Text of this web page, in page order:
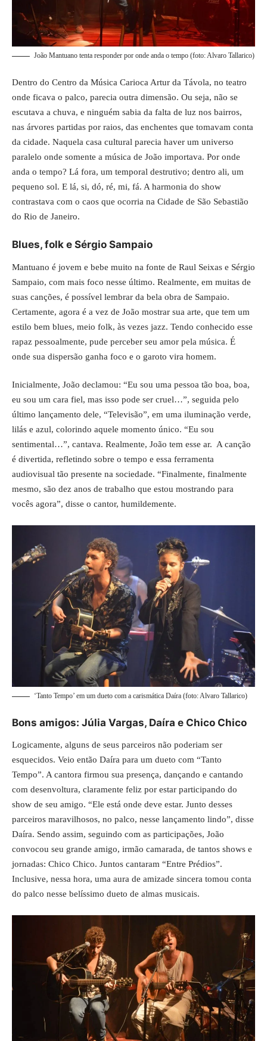
João Mantuano tenta responder por onde anda o tempo (foto: Alvaro Tallarico)
Dentro do Centro da Música Carioca Artur da Távola, no teatro
onde ficava o palco, parecia outra dimensão. Ou seja, não se
escutava a chuva, e ninguém sabia da falta de luz nos bairros,
nas árvores partidas por raios, das enchentes que tomavam conta
da cidade. Naquela casa cultural parecia haver um universo
paralelo onde somente a música de João importava. Por onde
anda o tempo? Lá fora, um temporal destrutivo; dentro ali, um
pequeno sol. E lá, si, dó, ré, mi, fá. A harmonia do show
contrastava com o caos que ocorria na Cidade de São Sebastião
do Rio de Janeiro.
Blues, folk e Sérgio Sampaio
Mantuano é jovem e bebe muito na fonte de Raul Seixas e Sérgio
Sampaio, com mais foco nesse último. Realmente, em muitas de
suas canções, é possível lembrar da bela obra de Sampaio.
Certamente, agora é a vez de João mostrar sua arte, que tem um
estilo bem blues, meio folk, às vezes jazz. Tendo conhecido esse
rapaz pessoalmente, pude perceber seu amor pela música. É
onde sua dispersão ganha foco e o garoto vira homem.
Inicialmente, João declamou: “Eu sou uma pessoa tão boa, boa,
eu sou um cara fiel, mas isso pode ser cruel…”, seguida pelo
último lançamento dele, “Televisão”, em uma iluminação verde,
lilás e azul, colorindo aquele momento único. “Eu sou
sentimental…”, cantava. Realmente, João tem esse ar. A canção
é divertida, refletindo sobre o tempo e essa ferramenta
audiovisual tão presente na sociedade. “Finalmente, finalmente
mesmo, são dez anos de trabalho que estou mostrando para
vocês agora”, disse o cantor, humildemente.
‘Tanto Tempo’ em um dueto com a carismática Daíra (foto: Alvaro Tallarico)
Bons amigos: Júlia Vargas, Daíra e Chico Chico
Logicamente, alguns de seus parceiros não poderiam ser
esquecidos. Veio então Daíra para um dueto com “Tanto
Tempo”. A cantora firmou sua presença, dançando e cantando
com desenvoltura, claramente feliz por estar participando do
show de seu amigo. “Ele está onde deve estar. Junto desses
parceiros maravilhosos, no palco, nesse lançamento lindo”, disse
Daíra. Sendo assim, seguindo com as participações, João
convocou seu grande amigo, irmão camarada, de tantos shows e
jornadas: Chico Chico. Juntos cantaram “Entre Prédios”.
Inclusive, nessa hora, uma aura de amizade sincera tomou conta
do palco nesse belíssimo dueto de almas musicais.